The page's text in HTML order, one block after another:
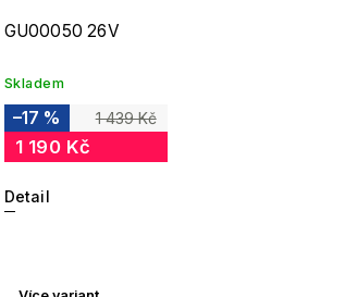
GU00050 26V
Skladem
1 439 Kč
–17 %
1 190 Kč
Detail